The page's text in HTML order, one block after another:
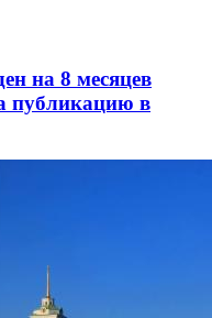
на 8 месяцев
публикацию в